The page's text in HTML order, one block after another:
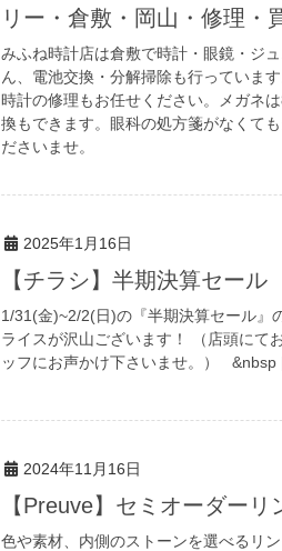
リー・倉敷・岡山・修理・
みふね時計店は倉敷で時計・眼鏡・ジ
ん、電池交換・分解掃除も行っていま
時計の修理もお任せください。メガネ
換もできます。眼科の処方箋がなくて
ださいませ。
2025年1月16日
【チラシ】半期決算セール
1/31(金)~2/2(日)の『半期決算セール』
ライスが沢山ございます！ （店頭にて
ッフにお声かけ下さいませ。）
2024年11月16日
【Preuve】セミオーダーリ
色や素材、内側のストーンを選べるリ